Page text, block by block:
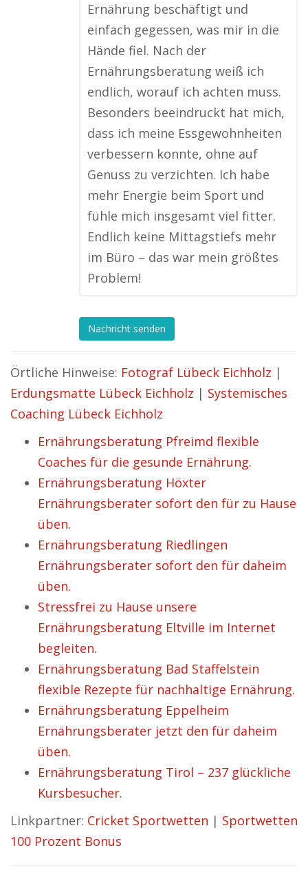
Ernährung beschäftigt und
einfach gegessen, was mir in die
Hände fiel. Nach der
Ernährungsberatung weiß ich
endlich, worauf ich achten muss.
Besonders beeindruckt hat mich,
dass ich meine Essgewohnheiten
verbessern konnte, ohne auf
Genuss zu verzichten. Ich habe
mehr Energie beim Sport und
fühle mich insgesamt viel fitter.
Endlich keine Mittagstiefs mehr
im Büro – das war mein größtes
Problem!
Nachricht senden
Örtliche Hinweise: Fotograf Lübeck Eichholz |
Erdungsmatte Lübeck Eichholz | Systemisches
Coaching Lübeck Eichholz
Ernährungsberatung Pfreimd flexible
Coaches für die gesunde Ernährung.
Ernährungsberatung Höxter
Ernährungsberater sofort den für zu Hause
üben.
Ernährungsberatung Riedlingen
Ernährungsberater sofort den für daheim
üben.
Stressfrei zu Hause unsere
Ernährungsberatung Eltville im Internet
begleiten.
Ernährungsberatung Bad Staffelstein
flexible Rezepte für nachhaltige Ernährung.
Ernährungsberatung Eppelheim
Ernährungsberater jetzt den für daheim
üben.
Ernährungsberatung Tirol – 237 glückliche
Kursbesucher.
Linkpartner: Cricket Sportwetten | Sportwetten
100 Prozent Bonus